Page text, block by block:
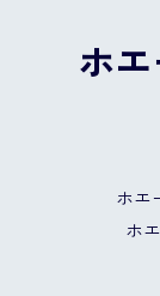
ホ
ホエ
ホ